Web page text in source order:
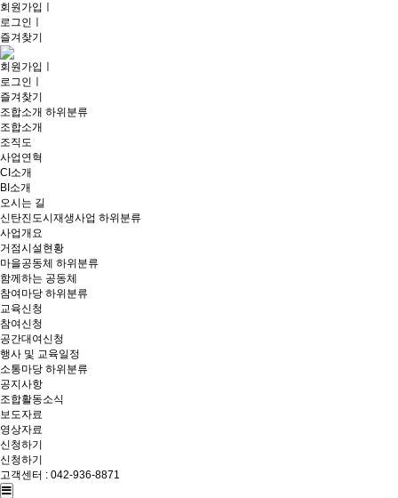
회원가입
로그인
즐겨찾기
회원가입
로그인
즐겨찾기
조합소개 하위분류
조합소개
조직도
사업연혁
CI소개
BI소개
오시는 길
신탄진도시재생사업 하위분류
사업개요
거점시설현황
마을공동체 하위분류
함께하는 공동체
참여마당 하위분류
교육신청
참여신청
공간대여신청
행사 및 교육일정
소통마당 하위분류
공지사항
조합활동소식
보도자료
영상자료
신청하기
신청하기
고객센터 : 042-936-8871